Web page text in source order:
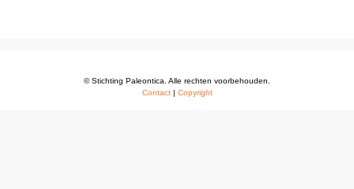
© Stichting Paleontica. Alle rechten voorbehouden.
Contact| Copyright